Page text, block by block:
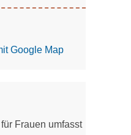
Google Map
Frauen umfasst